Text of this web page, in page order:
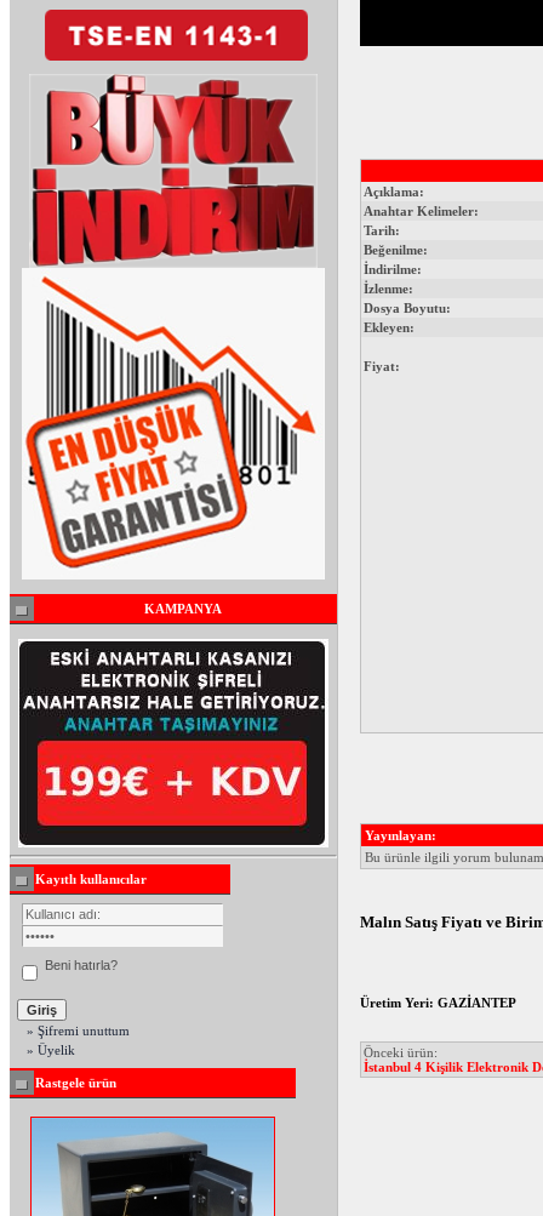
KAMPANYA
Kayıtlı kullanıcılar
Beni hatırla?
» Şifremi unuttum
» Üyelik
Rastgele ürün
Açıklama:
Anahtar Kelimeler:
Tarih:
Beğenilme:
İndirilme:
İzlenme:
Dosya Boyutu:
Ekleyen:
Fiyat:
Yayınlayan:
Bu ürünle ilgili yorum
Malın Satış Fiyatı ve
Üretim Yeri: GAZİANTEP
Önceki ürün:
İstanbul 4 Kişilik Elektronik